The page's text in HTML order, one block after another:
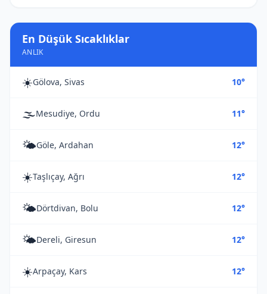
En Düşük Sıcaklıklar
ANLIK
☀️Gölova, Sivas 10°
🌫️Mesudiye, Ordu 11°
🌤️Göle, Ardahan 12°
☀️Taşlıçay, Ağrı 12°
🌤️Dörtdivan, Bolu 12°
🌤️Dereli, Giresun 12°
☀️Arpaçay, Kars 12°